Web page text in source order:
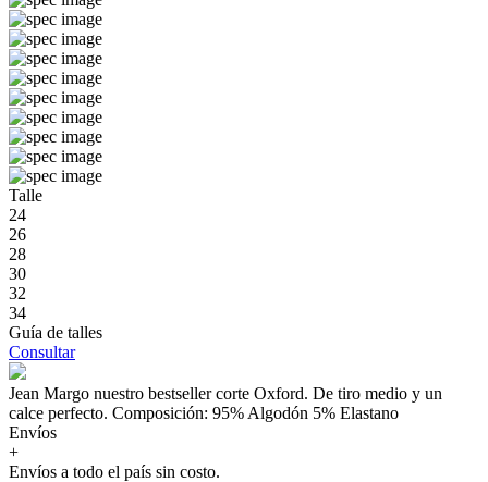
Talle
24
26
28
30
32
34
Guía de talles
Consultar
Jean Margo nuestro bestseller corte Oxford. De tiro medio y un
calce perfecto. Composición: 95% Algodón 5% Elastano
Envíos
+
Envíos a todo el país sin costo.